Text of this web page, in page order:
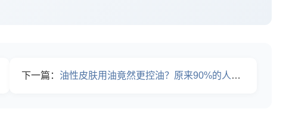
下一篇： 油性皮肤用油竟然更控油？原来90%的人都做错了